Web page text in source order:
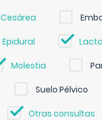
Cesárea
Epidural
Molestia
Suelo Pélvico
Otras consultas